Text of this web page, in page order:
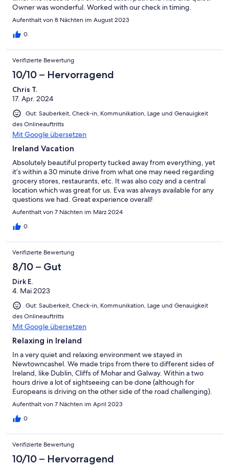
Owner was wonderful. Worked with our check in timing.
Aufenthalt von 8 Nächten im August 2023
0
Verifizierte Bewertung
10/10 – Hervorragend
Chris T.
17. Apr. 2024
Gut: Sauberkeit, Check-in, Kommunikation, Lage und Genauigkeit
des Onlineauftritts
Mit Google übersetzen
Ireland Vacation
Absolutely beautiful property tucked away from everything, yet
it’s within a 30 minute drive from what one may need regarding
grocery stores, restaurants, etc. It was also cozy and a central
location which was great for us. Eva was always available for any
questions we had. Great experience overall!
Aufenthalt von 7 Nächten im März 2024
0
Verifizierte Bewertung
8/10 – Gut
Dirk E.
4. Mai 2023
Gut: Sauberkeit, Check-in, Kommunikation, Lage und Genauigkeit
des Onlineauftritts
Mit Google übersetzen
Relaxing in Ireland
In a very quiet and relaxing environment we stayed in
Newtowncashel. We made trips from there to different sides of
Ireland, like Dublin, Cliffs of Mohar and Galway. Within a two
hours drive a lot of sightseeing can be done (although for
Europeans is driving on the other side of the road challenging).
The owner was very friendly and helpful which made our stay
Aufenthalt von 7 Nächten im April 2023
0
Verifizierte Bewertung
10/10 – Hervorragend